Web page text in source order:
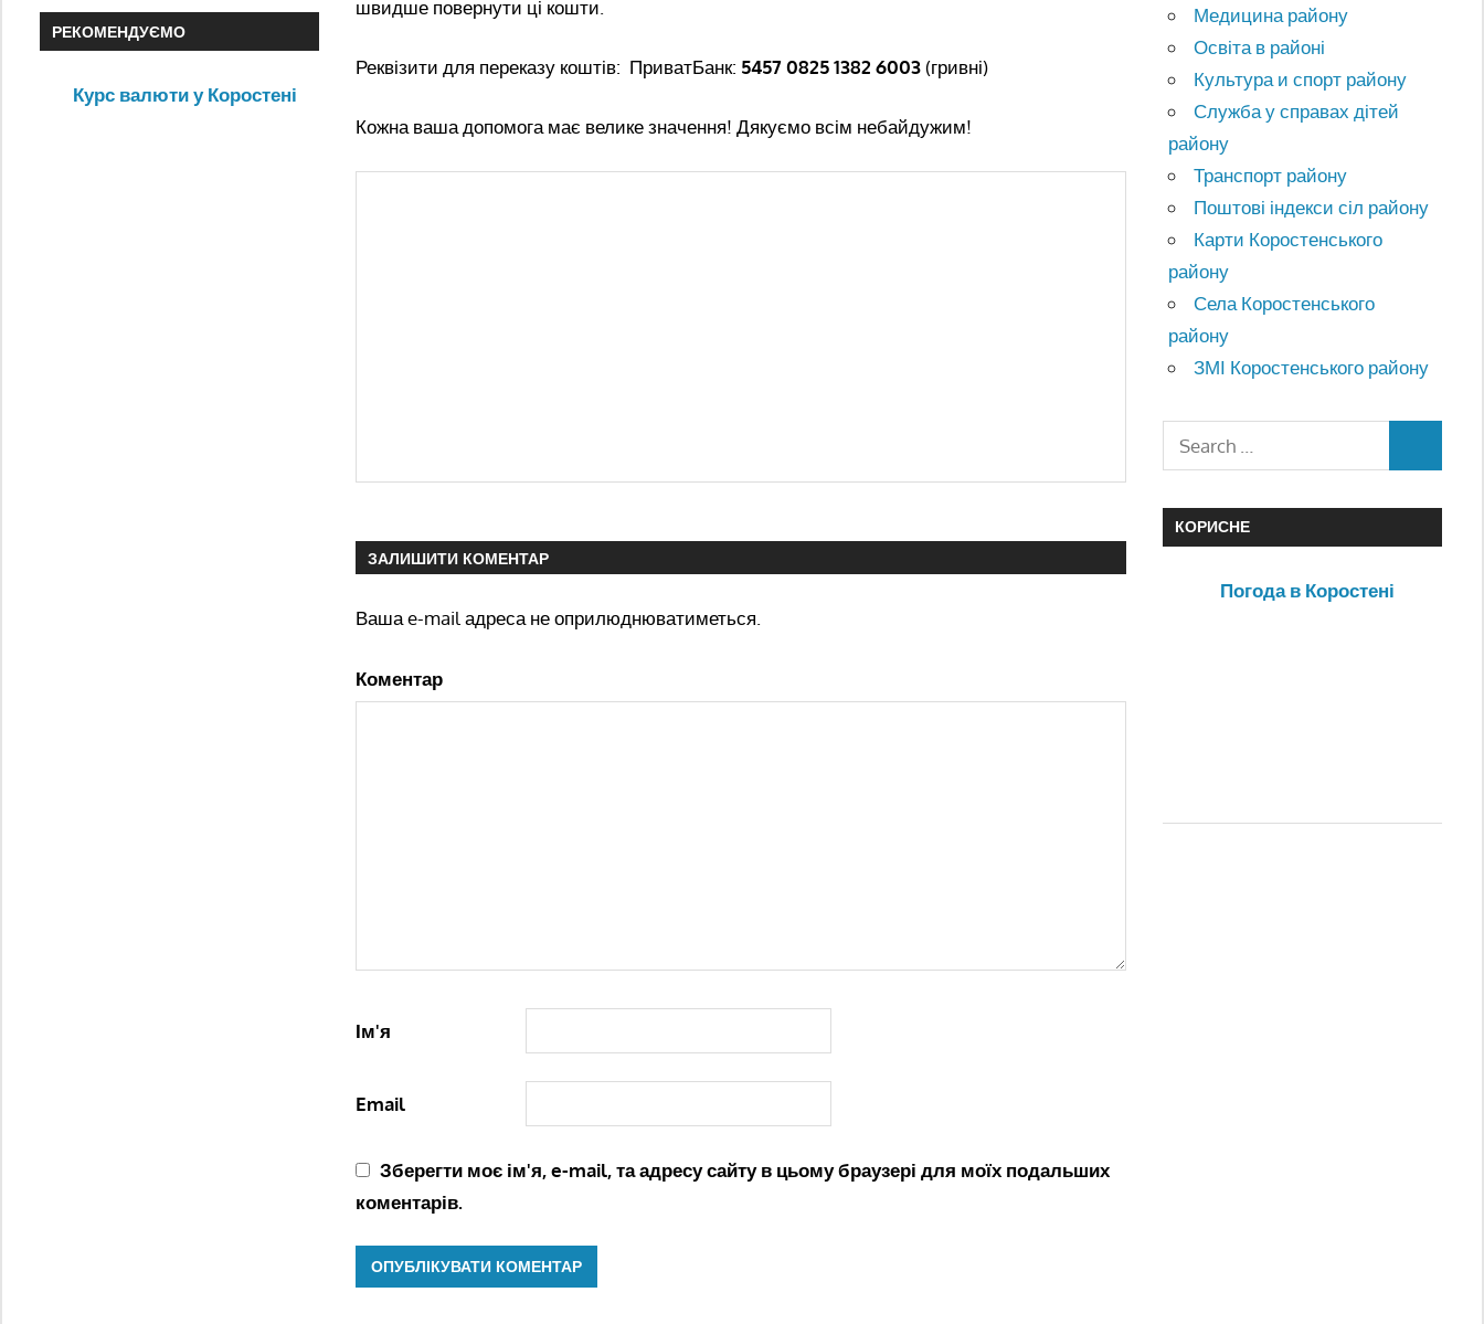
швидше повернути ці кошти.
Реквізити для переказу коштів: ПриватБанк: 5457 0825 1382 6003(гривні)
Кожна ваша допомога має велике значення! Дякуємо всім небайдужим!
ЗАЛИШИТИ КОМЕНТАР
Ваша e-mail адреса не оприлюднюватиметься.
Коментар
Ім'я
Email
Зберегти моє ім'я, e-mail, та адресу сайту в цьому браузері для моїх подальших
коментарів.
РЕКОМЕНДУЄМО
Курс валюти у Коростені
Медицина району
Освіта в районі
Культура и спорт району
Служба у справах дітей
району
Транспорт району
Поштові індекси сіл району
Карти Коростенського
району
Села Коростенського
району
ЗМІ Коростенського району
КОРИСНЕ
Погода в Коростені